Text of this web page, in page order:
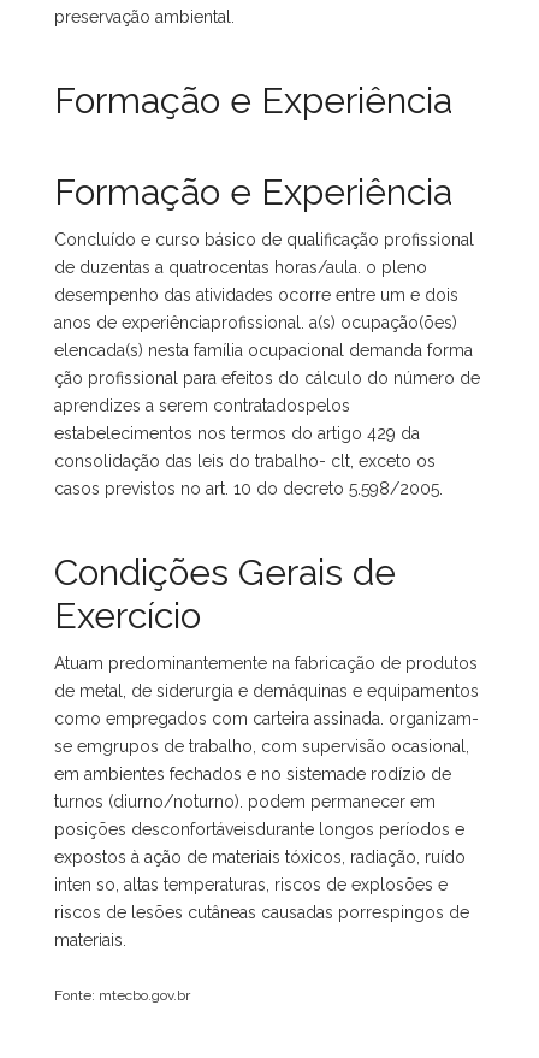
preservação ambiental.
Formação e Experiência
Formação e Experiência
Concluído e curso básico de qualificação profissional
de duzentas a quatrocentas horas/aula. o pleno
desempenho das atividades ocorre entre um e dois
anos de experiênciaprofissional. a(s) ocupação(ões)
elencada(s) nesta família ocupacional demanda forma
ção profissional para efeitos do cálculo do número de
aprendizes a serem contratadospelos
estabelecimentos nos termos do artigo 429 da
consolidação das leis do trabalho- clt, exceto os
casos previstos no art. 10 do decreto 5.598/2005.
Condições Gerais de
Exercício
Atuam predominantemente na fabricação de produtos
de metal, de siderurgia e demáquinas e equipamentos
como empregados com carteira assinada. organizam-
se emgrupos de trabalho, com supervisão ocasional,
em ambientes fechados e no sistemade rodízio de
turnos (diurno/noturno). podem permanecer em
posições desconfortáveisdurante longos períodos e
expostos à ação de materiais tóxicos, radiação, ruído
inten so, altas temperaturas, riscos de explosões e
riscos de lesões cutâneas causadas porrespingos de
materiais.
Fonte: mtecbo.gov.br